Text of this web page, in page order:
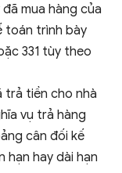
mua hàng của
toán trình bày
331 tùy theo
trả tiền cho nhà
vụ trả hàng
cân đối kế
hạn hay dài hạn